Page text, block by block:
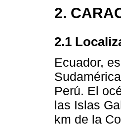
2.
2.1
Ecuador,
Perú. El
las Islas
km de la